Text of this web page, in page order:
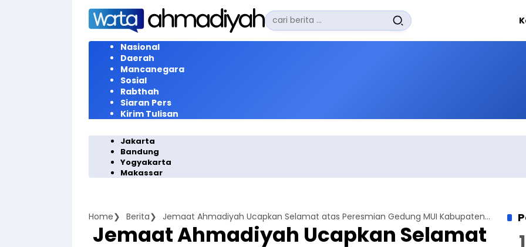
Langsung
konten
Pencarian
untuk:
Nasional
Daerah
Mancanegara
Sosial
Rabthah
Siaran Pers
Kirim Tulisan
Jakarta
Bandung
Yogyakarta
Makassar
Home Berita Jemaat Ahmadiyah Ucapkan Selamat atas Peresmian Gedung MUI Kabupaten Sintang
Jemaat Ahmadiyah Ucapkan Selamat